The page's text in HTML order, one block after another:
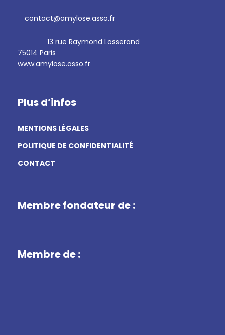
contact@amylose.asso.fr
13 rue Raymond Losserand
75014 Paris
www.amylose.asso.fr
Plus d’infos
MENTIONS LÉGALES
POLITIQUE DE CONFIDENTIALITÉ
CONTACT
Membre fondateur de :
Membre de :